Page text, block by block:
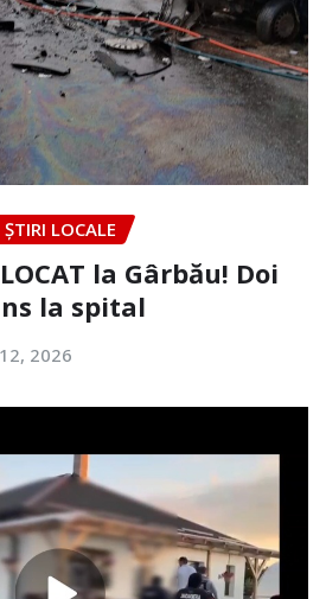
ȘTIRI LOCALE
la Gârbău! Doi
la spital
2026